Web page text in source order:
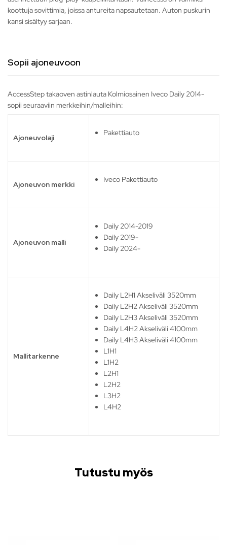
koottuja sovittimia, joissa antureita napsautetaan. Auton puskurin
kansi sisältyy sarjaan.
Sopii ajoneuvoon
AccessStep takaoven astinlauta Kolmiosainen Iveco Daily 2014-
sopii seuraaviin merkkeihin/malleihin:
Ajoneuvolaji
Pakettiauto
Ajoneuvon merkki
Iveco Pakettiauto
Ajoneuvon malli
Daily 2014-2019
Daily 2019-
Daily 2024-
Mallitarkenne
Daily L2H1 Akseliväli 3520mm
Daily L2H2 Akseliväli 3520mm
Daily L2H3 Akseliväli 3520mm
Daily L4H2 Akseliväli 4100mm
Daily L4H3 Akseliväli 4100mm
L1H1
L1H2
L2H1
L2H2
L3H2
L4H2
Tutustu myös